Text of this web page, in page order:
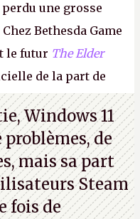
une grosse
Bethesda Game
le futur The Elder
de la part de
employés confirme
A.
Windows 11
de
mais sa part
Steam
fois de